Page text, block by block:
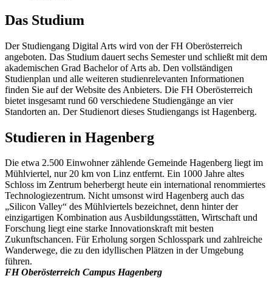
Das Studium
Der Studiengang Digital Arts wird von der FH Oberösterreich
angeboten. Das Studium dauert sechs Semester und schließt mit dem
akademischen Grad Bachelor of Arts ab. Den vollständigen
Studienplan und alle weiteren studienrelevanten Informationen
finden Sie auf der Website des Anbieters. Die FH Oberösterreich
bietet insgesamt rund 60 verschiedene Studiengänge an vier
Standorten an. Der Studienort dieses Studiengangs ist Hagenberg.
Studieren in Hagenberg
Die etwa 2.500 Einwohner zählende Gemeinde Hagenberg liegt im
Mühlviertel, nur 20 km von Linz entfernt. Ein 1000 Jahre altes
Schloss im Zentrum beherbergt heute ein international renommiertes
Technologiezentrum. Nicht umsonst wird Hagenberg auch das
„Silicon Valley“ des Mühlviertels bezeichnet, denn hinter der
einzigartigen Kombination aus Ausbildungsstätten, Wirtschaft und
Forschung liegt eine starke Innovationskraft mit besten
Zukunftschancen. Für Erholung sorgen Schlosspark und zahlreiche
Wanderwege, die zu den idyllischen Plätzen in der Umgebung
führen.
FH Oberösterreich Campus Hagenberg